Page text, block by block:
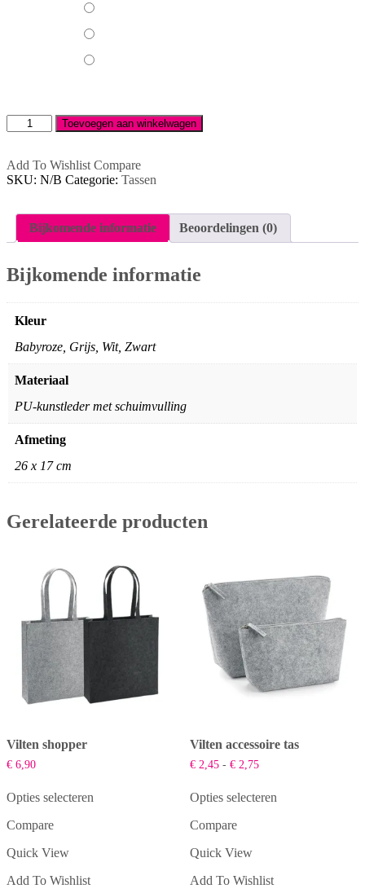
Grijs
Wit
Zwart
Luxe
accessoire
plat
aantal
Toevoegen aan winkelwagen
Add To Wishlist Compare
SKU: N/B Categorie: Tassen
Bijkomende informatie Beoordelingen (0)
Bijkomende informatie
Kleur
Babyroze, Grijs, Wit, Zwart
Materiaal
PU-kunstleder met schuimvulling
Afmeting
26 x 17 cm
Gerelateerde producten
Vilten shopper
€ 6,90
Opties selecteren
product
meerdere
Deze
Compare
Quick View
Add To Wishlist
Vilten accessoire tas
€2,45 - €2,75Prijsklasse:
€ 2,75
Opties selecteren
product
meerdere
Deze
Compare
Quick View
Add To Wishlist